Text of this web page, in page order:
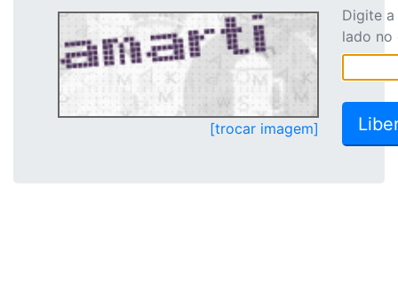
[trocar imagem]
Digite
lado no